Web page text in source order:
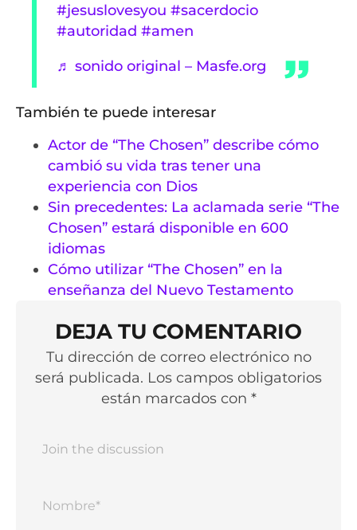
#jesuslovesyou #sacerdocio
#autoridad #amen
♬ sonido original – Masfe.org
También te puede interesar
Actor de “The Chosen” describe cómo
cambió su vida tras tener una
experiencia con Dios
Sin precedentes: La aclamada serie “The
Chosen” estará disponible en 600
idiomas
Cómo utilizar “The Chosen” en la
enseñanza del Nuevo Testamento
DEJA TU COMENTARIO
Tu dirección de correo electrónico no
será publicada. Los campos obligatorios
están marcados con *